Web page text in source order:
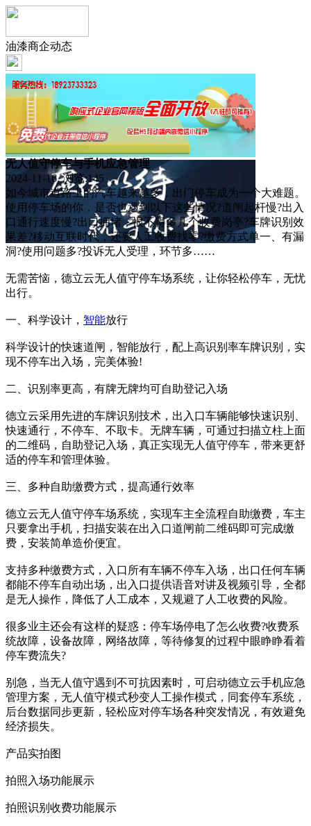
油漆商企动态
无人值守停车与手机应急管理
2024-11-16 浏览:145
如今城市道路上的汽车越来越多，出门停车成为一个大难题。
使用停车场的你，是否也遇到以下这些情况?道闸起杆慢?出入
口通行速度慢?出口拥堵，恨不得多几个收费岗亭?车牌识别效
果差?移动互联时代，还要人工收费找零?缴费方式单一、有漏
洞?使用问题多?投诉无人受理，环节多……
无需苦恼，德立云无人值守停车场系统，让你轻松停车，无忧
出行。
一、科学设计， 智能放行
科学设计的快速道闸，智能放行，配上高识别率车牌识别，实
现不停车出入场，完美体验!
二、识别率更高，有牌无牌均可自助登记入场
德立云采用先进的车牌识别技术，出入口车辆能够快速识别、
快速通行，不停车、不取卡。无牌车辆，可通过扫描立柱上面
的二维码，自助登记入场，真正实现无人值守停车，带来更舒
适的停车和管理体验。
三、多种自助缴费方式，提高通行效率
德立云无人值守停车场系统，实现车主全流程自助缴费，车主
只要拿出手机，扫描安装在出入口道闸前二维码即可完成缴
费，安装简单造价便宜。
支持多种缴费方式，入口所有车辆不停车入场，出口任何车辆
都能不停车自动出场，出入口提供语音对讲及视频引导，全都
是无人操作，降低了人工成本，又规避了人工收费的风险。
很多业主还会有这样的疑惑：停车场停电了怎么收费?收费系
统故障，设备故障，网络故障，等待修复的过程中眼睁睁看着
停车费流失?
别急，当无人值守遇到不可抗因素时，可启动德立云手机应急
管理方案，无人值守模式秒变人工操作模式，同套停车系统，
后台数据同步更新，轻松应对停车场各种突发情况，有效避免
经济损失。
产品实拍图
拍照入场功能展示
拍照识别收费功能展示